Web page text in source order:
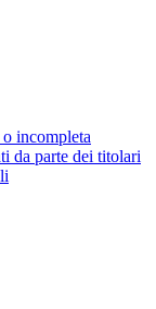
incompleta
da parte dei titolari